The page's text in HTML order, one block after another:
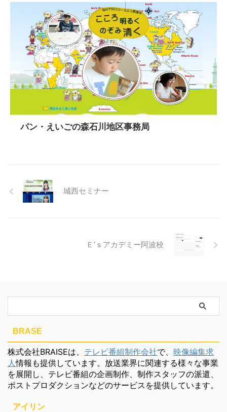
パン・えいごの森石川地区事務局
城西セミナー
Ｅ’ｓアカデミー阿波校
BRASE
株式会社BRAISEは、 テレビ番組制作会社で、 映像編集求
人情報も提供しています。放送業界に関連する様々な事業
を展開し、テレビ番組の企画制作、制作スタッフの派遣、
ポストプロダクションなどのサービスを提供しています。
アイリン